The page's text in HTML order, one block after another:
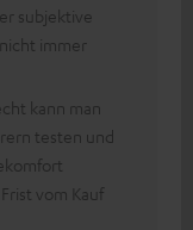
subjektive
immer
kann man
testen und
vom Kauf